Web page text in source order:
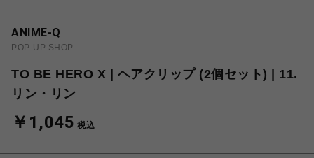
ANIME-Q
POP-UP SHOP
TO BE HERO X | ヘアクリップ (2個セット) | 11.
リン・リン
￥1,045 税込